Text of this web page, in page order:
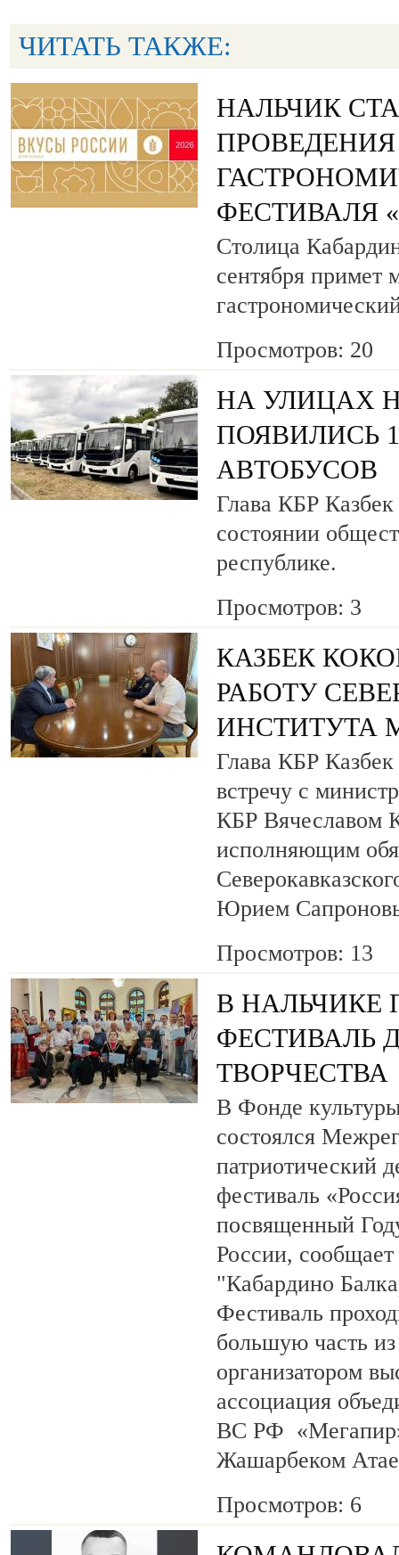
ЧИТАТЬ ТАКЖЕ:
НАЛЬЧИК
ПРОВЕДЕНИЯ
ФЕСТИВАЛЯ
Столица
сентября примет
Просмотров: 20
НА УЛИЦАХ
ПОЯВИЛИСЬ
АВТОБУСОВ
Глава КБР
состоянии
республике.
Просмотров: 3
КАЗБЕК
РАБОТУ
ИНСТИТУТА
Глава КБР
встречу с
КБР Вячеславом
исполняющим
Юрием
Просмотров: 13
В НАЛЬЧИКЕ
ФЕСТИВАЛЬ
ТВОРЧЕСТВА
В Фонде
состоялся
патриотический
фестиваль
посвященный
России,
"Кабардино
Фестиваль
большую часть
организатором
ассоциация
ВС РФ «Мегапир»
Жашарбеком
Просмотров: 6